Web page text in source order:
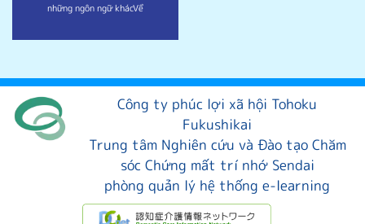
những ngôn ngữ khácVề
Công ty phúc lợi xã hội Tohoku
Fukushikai
Trung tâm Nghiên cứu và Đào tạo Chăm
sóc Chứng mất trí nhớ Sendai
phòng quản lý hệ thống e-learning